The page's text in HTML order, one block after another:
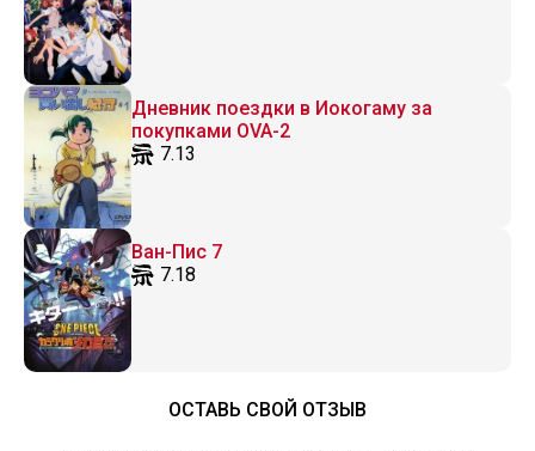
Дневник поездки в Иокогаму за
покупками OVA-2
7.13
Ван-Пис 7
7.18
ОСТАВЬ СВОЙ ОТЗЫВ